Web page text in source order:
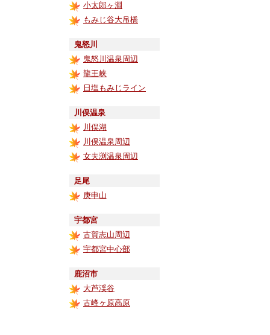
小太郎ヶ淵
もみじ谷大吊橋
鬼怒川
鬼怒川温泉周辺
龍王峡
日塩もみじライン
川俣温泉
川俣湖
川俣温泉周辺
女夫渕温泉周辺
足尾
庚申山
宇都宮
古賀志山周辺
宇都宮中心部
鹿沼市
大芦渓谷
古峰ヶ原高原